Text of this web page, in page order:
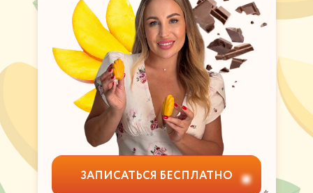
ЗАПИСАТЬСЯ БЕСПЛАТНО